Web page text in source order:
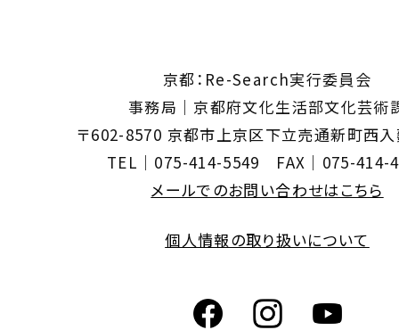
京都：Re-Search実行委員会
事務局｜京都府文化生活部文化芸術
〒602-8570 京都市上京区下立売通新町西入
TEL｜075-414-5549 FAX｜075-414-
メールでのお問い合わせはこちら
個人情報の取り扱いについて